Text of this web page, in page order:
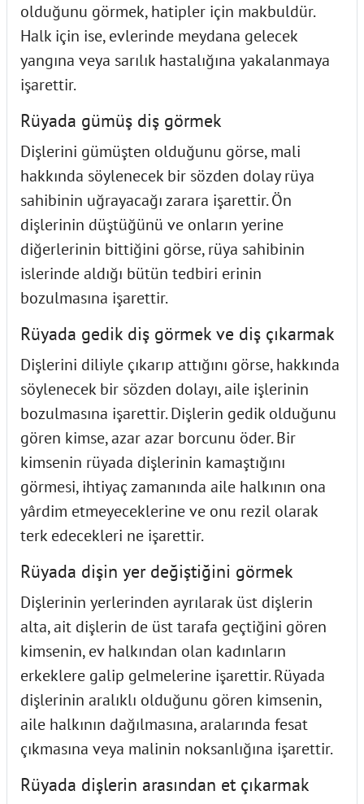
olduğunu görmek, hatipler için makbuldür.
Halk için ise, evlerinde meydana gelecek
yangına veya sarılık hastalığına yakalanmaya
işarettir.
Rüyada gümüş diş görmek
Dişlerini gümüşten olduğunu görse, mali
hakkında söylenecek bir sözden dolay rüya
sahibinin uğrayacağı zarara işarettir. Ön
dişlerinin düştüğünü ve onların yerine
diğerlerinin bittiğini görse, rüya sahibinin
islerinde aldığı bütün tedbiri erinin
bozulmasına işarettir.
Rüyada gedik diş görmek ve diş çıkarmak
Dişlerini diliyle çıkarıp attığını görse, hakkında
söylenecek bir sözden dolayı, aile işlerinin
bozulmasına işarettir. Dişlerin gedik olduğunu
gören kimse, azar azar borcunu öder. Bir
kimsenin rüyada dişlerinin kamaştığını
görmesi, ihtiyaç zamanında aile halkının ona
yârdim etmeyeceklerine ve onu rezil olarak
terk edecekleri ne işarettir.
Rüyada dişin yer değiştiğini görmek
Dişlerinin yerlerinden ayrılarak üst dişlerin
alta, ait dişlerin de üst tarafa geçtiğini gören
kimsenin, ev halkından olan kadınların
erkeklere galip gelmelerine işarettir. Rüyada
dişlerinin aralıklı olduğunu gören kimsenin,
aile halkının dağılmasına, aralarında fesat
çıkmasına veya malinin noksanlığına işarettir.
Rüyada dişlerin arasından et çıkarmak